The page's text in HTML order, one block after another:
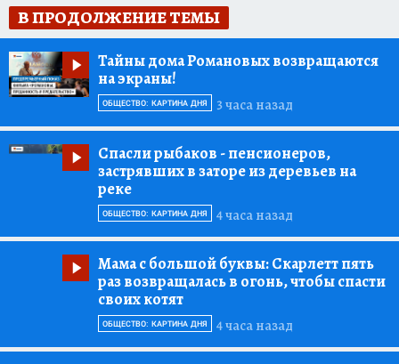
В ПРОДОЛЖЕНИЕ ТЕМЫ
Тайны дома Романовых возвращаются
на экраны!
3 часа назад
ОБЩЕСТВО: КАРТИНА ДНЯ
Спасли рыбаков - пенсионеров,
застрявших в заторе из деревьев на
реке
4 часа назад
ОБЩЕСТВО: КАРТИНА ДНЯ
Мама с большой буквы:Скарлетт пять
раз возвращалась в огонь, чтобы спасти
своих котят
4 часа назад
ОБЩЕСТВО: КАРТИНА ДНЯ